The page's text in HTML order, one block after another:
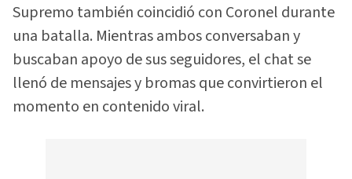
Supremo también coincidió con Coronel durante
una batalla. Mientras ambos conversaban y
buscaban apoyo de sus seguidores, el chat se
llenó de mensajes y bromas que convirtieron el
momento en contenido viral.